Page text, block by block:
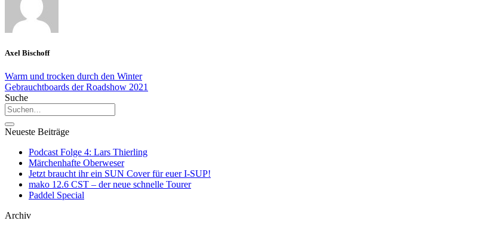
Axel Bischoff
Warm und trocken durch den Winter
Gebrauchtboards der Roadshow 2021
Suche
Neueste Beiträge
Podcast Folge 4: Lars Thierling
Märchenhafte Oberweser
Jetzt braucht ihr ein SUN Cover für euer I-SUP!
mako 12.6 CST – der neue schnelle Tourer
Paddel Special
Archiv